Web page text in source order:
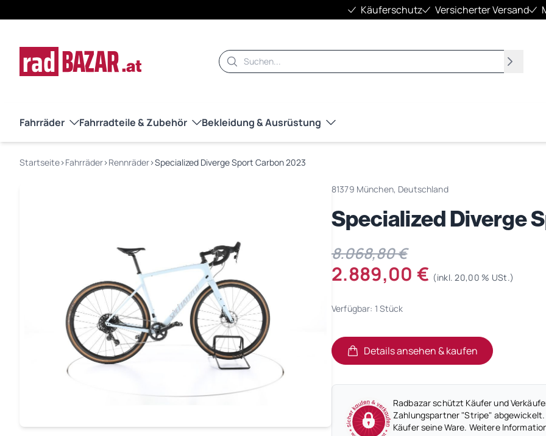
Käuferschutz Versicherter Versand
Suche
Suchen
Fahrräder Fahrradteile & Zubehör Bekleidung & Ausrüstung
Startseite›Fahrräder›Rennräder›Specialized Diverge Sport Carbon 2023
81379 München, Deutschland
Specialized Diverge
8.068,80 €
2.889,00 € (inkl. 20,00 % USt.)
Verfügbar: 1 Stück
Details ansehen & kaufen
(öffnet in neuem Tab)
(öffnet in neuem Tab)
Radbazar schützt Käufer und
Zahlungspartner "Stripe"
Käufer seine Ware. Weitere